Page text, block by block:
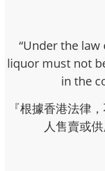
“Under the
liquor must not
in the
『根據香港法律
人售賣或